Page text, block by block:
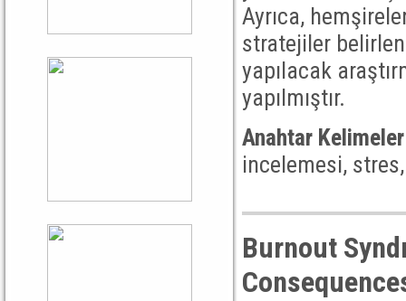
Ayrıca,
stratejiler
yapılacak
yapılmıştır.
Anahtar
incelemesi,
Burnout